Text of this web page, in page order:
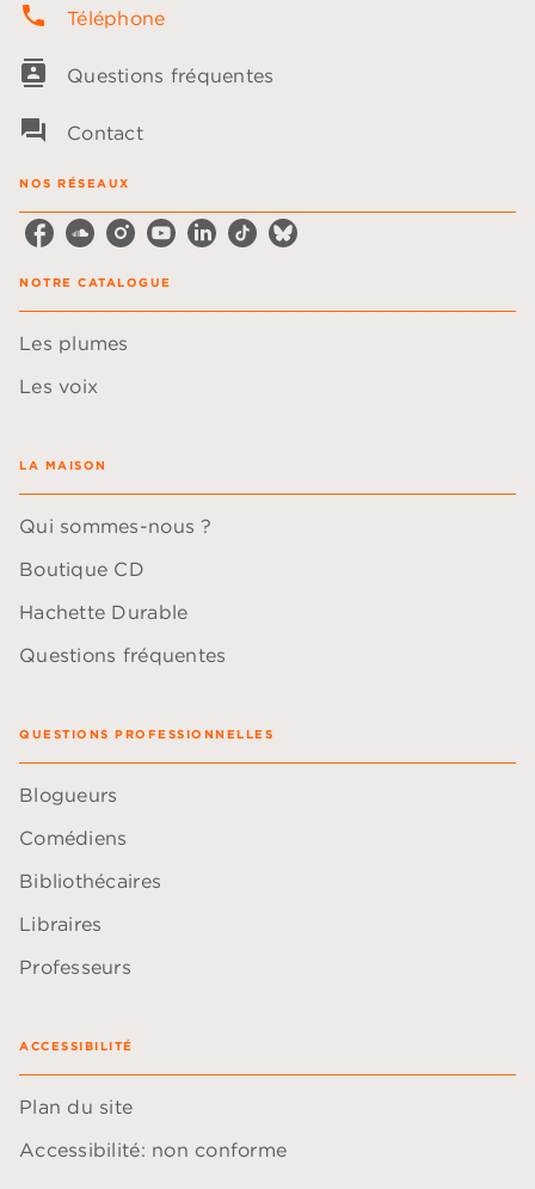
phone Téléphone
contacts Questions fréquentes
question_answer Contact
NOS RÉSEAUX
NOTRE CATALOGUE
Les plumes
Les voix
LA MAISON
Qui sommes-nous ?
Boutique CD
Hachette Durable
Questions fréquentes
QUESTIONS PROFESSIONNELLES
Blogueurs
Comédiens
Bibliothécaires
Libraires
Professeurs
ACCESSIBILITÉ
Plan du site
Accessibilité: non conforme